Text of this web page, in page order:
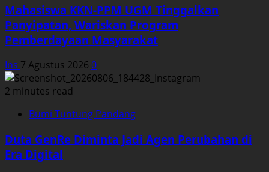
Mahasiswa KKN-PPM UGM Tinggalkan
Panyipatan, Wariskan Program
Pemberdayaan Masyarakat
Ins 7 Agustus 2026 0
2 minutes read
Bumi Tuntung Pandang
Duta GenRe Diminta Jadi Agen Perubahan di
Era Digital